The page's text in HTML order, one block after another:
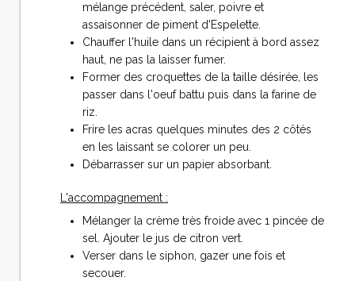
mélange précédent, saler, poivre et
assaisonner de piment d'Espelette.
Chauffer l'huile dans un récipient à bord assez
haut, ne pas la laisser fumer.
Former des croquettes de la taille désirée, les
passer dans l'oeuf battu puis dans la farine de
riz.
Frire les acras quelques minutes des 2 côtés
en les laissant se colorer un peu.
Débarrasser sur un papier absorbant.
L'accompagnement :
Mélanger la crème très froide avec 1 pincée de
sel. Ajouter le jus de citron vert.
Verser dans le siphon, gazer une fois et
secouer.